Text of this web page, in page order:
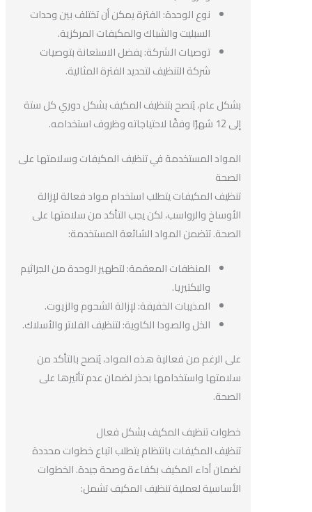
نوع الوحدة: الفترة يمكن أن تختلف بين وحدات
السبليت والشباك والمكيفات المركزية.
توصيات الشركة: يفضل الاستعانة بتوصيات
شركة التنظيف لتحديد الفترة المثالية.
بشكل عام، يُنصح بتنظيف المكيف بشكل دوري كل ستة
المواد المستخدمة في تنظيف المكيفات وسلامتها على
الصحة
تنظيف المكيفات يتطلب استخدام مواد فعالة لإزالة
الأوساخ والرواسب، لكن يجب التأكد من سلامتها على
الصحة. تتضمن المواد الشائعة المستخدمة:
المنظفات المعقمة: لتطهير الوحدة من الجراثيم
والبكتيريا.
المذيبات الخفيفة: لإزالة الشحوم والزيوت.
الخل والصودا الكاوية: لتنظيف الفلاتر والأسلاك.
على الرغم من فعالية هذه المواد، يُنصح بالتأكد من
سلامتها واستخدامها بحذر لضمان عدم تأثيرها على
الصحة.
خطوات تنظيف المكيف بشكل فعال
تنظيف المكيفات بانتظام يتطلب اتباع خطوات محددة
لضمان أداء المكيف بكفاءة وصحة جيدة. الخطوات
الأساسية لعملية تنظيف المكيف تشمل: